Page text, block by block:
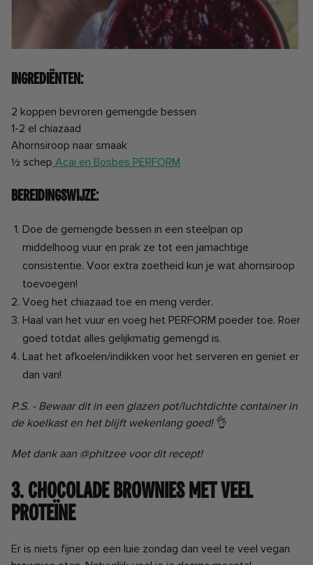
Ingrediënten:
2 koppen bevroren gemengde bessen
1-2 el chiazaad
Ahornsiroop naar smaak
½ schep Acai en Bosbes PERFORM
Bereidingswijze:
Doe de gemengde bessen in een steelpan op
middelhoog vuur en prak ze tot een jamachtige
consistentie. Voor extra zoetheid kun je wat ahornsiroop
toevoegen!
Voeg het chiazaad toe en meng verder.
Haal van het vuur en voeg het PERFORM poeder toe. Roer
goed totdat alles gelijkmatig gemengd is.
Laat het afkoelen/indikken voor het serveren en geniet er
dan van!
P.S. - Bewaar dit in een glazen pot/luchtdichte container in
de koelkast en het blijft wekenlang goed! 👌
Met dank aan @phitzee voor dit recept!
3. Chocolade Brownies met veel
Proteïne
Er is niets fijner op een luie zondag dan veel te veel vegan